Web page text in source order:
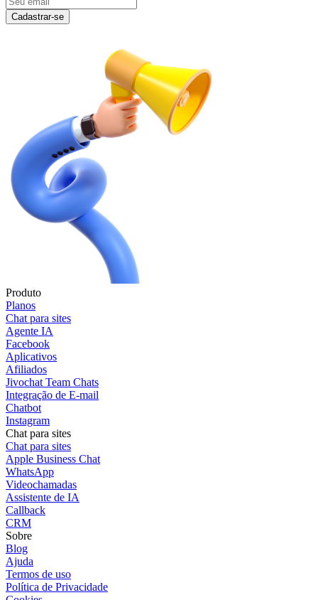
Cadastrar-se
Produto
Planos
Chat para sites
Agente IA
Facebook
Aplicativos
Afiliados
Jivochat Team Chats
Integração de E-mail
Chatbot
Instagram
Chat para sites
Chat para sites
Apple Business Chat
WhatsApp
Videochamadas
Assistente de IA
Callback
CRM
Sobre
Blog
Ajuda
Termos de uso
Política de Privacidade